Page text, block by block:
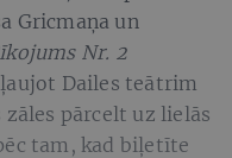
Gricmaņa un
Nr. 2
Dailes teātrim
pārcelt uz lielās
tam, kad biļetīte